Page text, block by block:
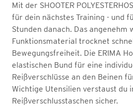
Mit der SHOOTER
für dein nächstes Training - und
Stunden danach. Das angenehm
Funktionsmaterial trocknet
Bewegungsfreiheit. Die ERIMA
elastischen Bund für eine
Reißverschlüsse an den Beinen
Wichtige Utensilien verstaust du
Reißverschlusstaschen sicher.